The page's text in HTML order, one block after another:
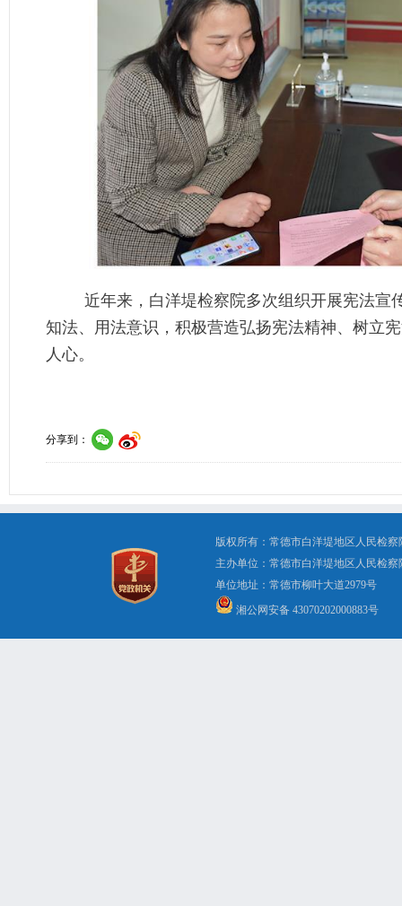
近年来，白洋堤检察院多次组织开展宪法宣
知法、用法意识，积极营造弘扬宪法精神、树立
人心。
分享到：
版权所有：常德市白洋堤地区人民检
主办单位：常德市白洋堤地区人民检
单位地址：常德市柳叶大道2979号
湘公网安备 43070202000883号